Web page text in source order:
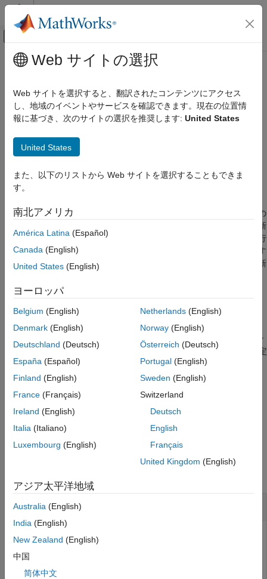
コンテンツへスキップ
オフキャンバス ナビゲーション メ
ドキュメンテーションのホーム
ソフトウェア開発
プロジェクト
updateDependencies
項目一覧
説明
入力引数
参考
メインコンテンツ
updateDependencies
プロジェクトの依存関係の更新
構文
updateDependencies(proj,Name=Value)
説明
updateDependencies(
は指定したプロジェクトで依存関係の
分析を実行し、プロジェクト ファイル間の既知の依存関係を更新
します。最初の依存関係の分析後は、
を実行
すると結果が増分更新されます。
を呼び出す
と、依存関係アナライザー アプリの依存関係の分析グラフが更新
例
updateDependencies( Name=Value)は、1 つ以上の名前と値
の引数として追加オプションを指定します。たとえば、アドオン
内の依存関係を分析するには、
AnalyzeAddOns 引数を
に設定
します。
出したときに、完全な分析が自動的に実行されます。
例
プロジェクトの依存関係の更新
プロジェクト Times Table App を開きます。
を使用して、現在読み込まれているプロジェクトからプロジ
Web サイトの選択
Web サイトを選択すると、翻訳されたコンテンツにアクセス
し、地域のイベントやサービスを確認できます。現在の位置情
報に基づき、次のサイトの選択を推奨します: United States
United States
また、以下のリストから Web サイトを選択することもできま
す。
南北アメリカ
América Latina (Español)
Canada (English)
United States (English)
ヨーロッパ
Belgium (English)
Denmark (English)
Deutschland (Deutsch)
España (Español)
Finland (English)
France (Français)
Ireland (English)
Italia (Italiano)
Luxembourg (English)
Netherlands(English)
Norway(English)
Österreich (Deutsch)
Portugal(English)
Sweden (English)
Switzerland
Deutsch
English
Français
United Kingdom (English)
アジア太平洋地域
Australia (English)
India (English)
New Zealand (English)
中国
简体中文